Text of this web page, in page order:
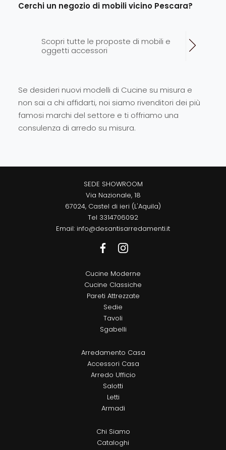
Cerchi un negozio di mobili vicino Pescara?
Scopri tutte le proposte di mobili e
oggetti accessori
Se desideri nuovi modelli di Cucine su misura e
non sai a chi affidarti, noi siamo rivenditori dei più
famosi marchi del settore e ti offriamo una
consulenza di arredo su misura.
SEDE SHOWROOM
Via Nazionale, 18
67024, Castel di ieri (L'Aquila)
Tel 3314706092
Email: info@desantisarredamenti.it
Cucine Moderne
Cucine Classiche
Pareti Attrezzate
Sedie
Tavoli
Sgabelli
Arredamento Casa
Accessori Casa
Arredo Ufficio
Salotti
Letti
Armadi
Chi Siamo
Cataloghi